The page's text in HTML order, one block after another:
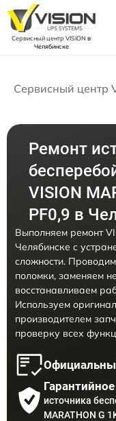
Сервисный центр VISION в
Челябинске
Сервисный центр
Ремонт
VISION
PF0,9 в
Выполняем ремонт
Челябинске с
сложности.
поломки, заменяем
восстанавливаем
Используем
производителем
проверку всех
источника
MARATHON G